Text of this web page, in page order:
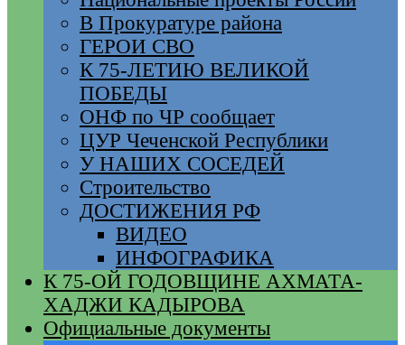
В Прокуратуре района
ГЕРОИ СВО
К 75-ЛЕТИЮ ВЕЛИКОЙ
ПОБЕДЫ
ОНФ по ЧР сообщает
ЦУР Чеченской Республики
У НАШИХ СОСЕДЕЙ
Строительство
ДОСТИЖЕНИЯ РФ
ВИДЕО
ИНФОГРАФИКА
К 75-ОЙ ГОДОВЩИНЕ АХМАТА-
ХАДЖИ КАДЫРОВА
Официальные документы